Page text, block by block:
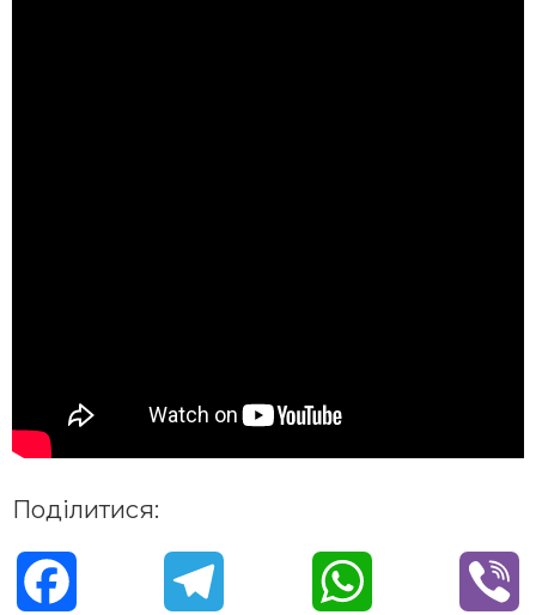
Поділитися: